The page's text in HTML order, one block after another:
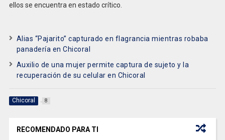
ellos se encuentra en estado crítico.
Alias “Pajarito” capturado en flagrancia mientras robaba
panadería en Chicoral
Auxilio de una mujer permite captura de sujeto y la
recuperación de su celular en Chicoral
Chicoral 8
RECOMENDADO PARA TI